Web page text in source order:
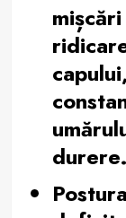
durere.